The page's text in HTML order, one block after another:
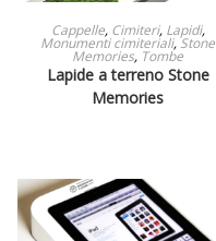
LEGGI TUTTO
Cappelle, Cimiteri, Lapidi,
Monumenti cimiteriali,Stone
Memories, Tombe
Lapide a terreno Stone
Memories